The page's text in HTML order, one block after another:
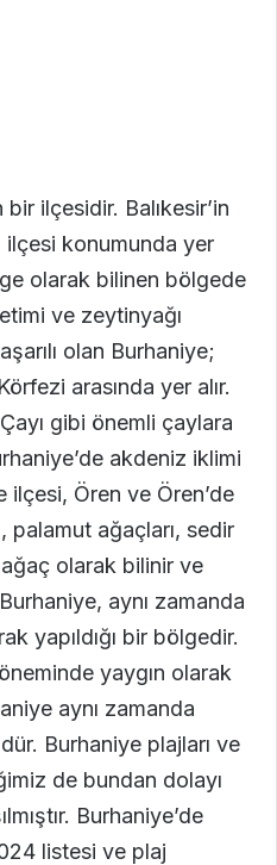
ilçesidir. Balıkesir’in
ilçesi konumunda yer
olarak bilinen bölgede
ve zeytinyağı
olan Burhaniye;
arasında yer alır.
gibi önemli çaylara
akdeniz iklimi
Ören ve Ören’de
palamut ağaçları, sedir
ağaç olarak bilinir ve
aynı zamanda
yapıldığı bir bölgedir.
yaygın olarak
aynı zamanda
Burhaniye plajları ve
de bundan dolayı
Burhaniye’de
listesi ve plaj